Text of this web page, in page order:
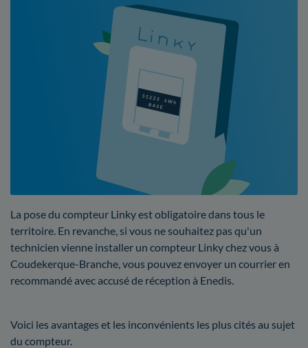
La pose du compteur Linky est obligatoire dans tous le
territoire. En revanche, si vous ne souhaitez pas qu'un
technicien vienne installer un compteur Linky chez vous à
Coudekerque-Branche, vous pouvez envoyer un courrier en
recommandé avec accusé de réception à Enedis.
Voici les avantages et les inconvénients les plus cités au sujet
du compteur.